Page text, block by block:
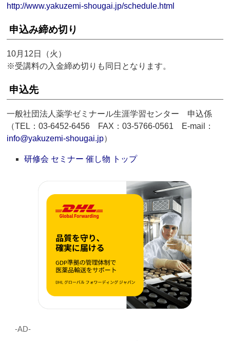
http://www.yakuzemi-shougai.jp/schedule.html
申込み締め切り
10月12日（火）
※受講料の入金締め切りも同日となります。
申込先
一般社団法人薬学ゼミナール生涯学習センター 申込係
（TEL：03-6452-6456 FAX：03-5766-0561 E-mail：
info@yakuzemi-shougai.jp）
研修会 セミナー 催し物 トップ
‐AD‐